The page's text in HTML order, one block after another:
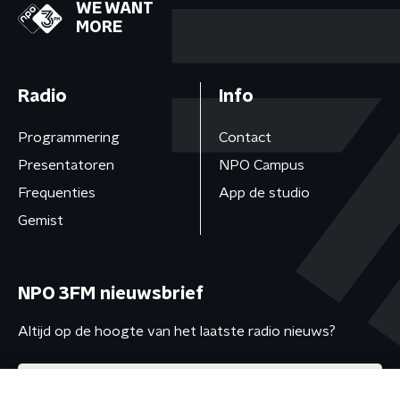
WE WANT
MORE
Radio
Programmering
Presentatoren
Frequenties
Gemist
Info
Contact
NPO Campus
App de studio
NPO 3FM nieuwsbrief
Altijd op de hoogte van het laatste radio nieuws?